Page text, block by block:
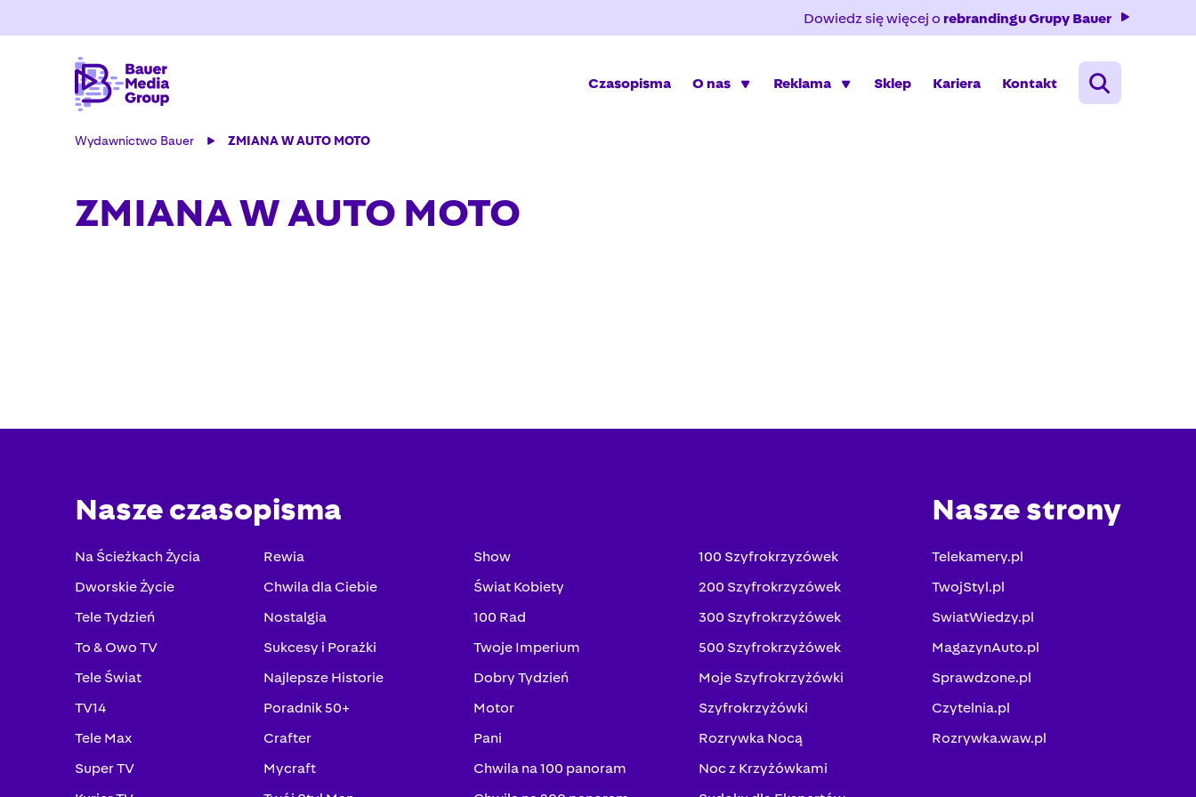
Dowiedz się więcej o rebrandingu Grupy Bauer
Czasopisma O nas Reklama Sklep Kariera Kontakt
Wydawnictwo Bauer ZMIANA W AUTO MOTO
ZMIANA W AUTO MOTO
Nasze czasopisma
Na Ścieżkach Życia
Dworskie Życie
Tele Tydzień
To & Owo TV
Tele Świat
TV14
Tele Max
Super TV
Rewia
Chwila dla Ciebie
Nostalgia
Sukcesy i Porażki
Najlepsze Historie
Poradnik 50+
Crafter
Mycraft
Show
Świat Kobiety
100 Rad
Twoje Imperium
Dobry Tydzień
Motor
Pani
Chwila na 100 panoram
100 Szyfrokrzyzówek
200 Szyfrokrzyzówek
300 Szyfrokrzyżówek
500 Szyfrokrzyżówek
Moje Szyfrokrzyżówki
Szyfrokrzyżówki
Rozrywka Nocą
Noc z Krzyżówkami
Nasze strony
Telekamery.pl
TwojStyl.pl
SwiatWiedzy.pl
MagazynAuto.pl
Sprawdzone.pl
Czytelnia.pl
Rozrywka.waw.pl